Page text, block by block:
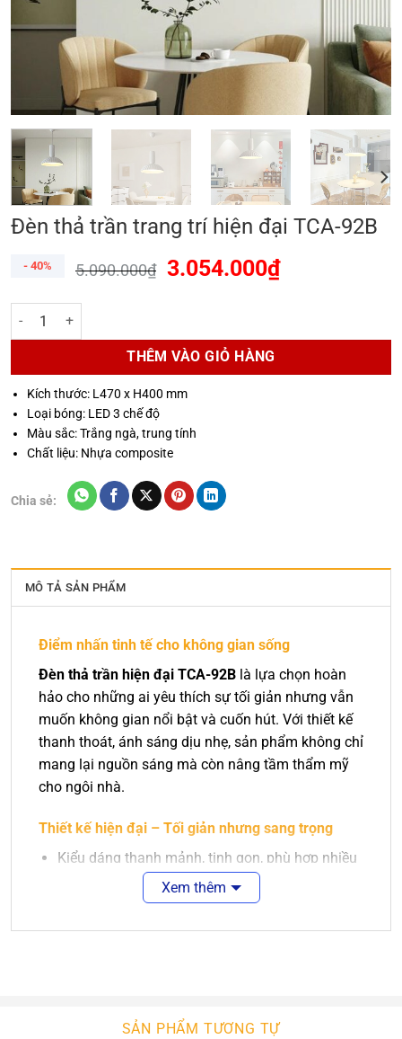
Đèn thả trần trang trí hiện đại TCA-92B
- 40% 5.090.000₫ 3.054.000₫
Đèn thả trần trang trí hiện đại TCA-92B số lượng
THÊM VÀO GIỎ HÀNG
Kích thước: L470 x H400 mm
Loại bóng: LED 3 chế độ
Màu sắc: Trắng ngà, trung tính
Chất liệu: Nhựa composite
Chia sẻ:
MÔ TẢ SẢN PHẨM
Điểm nhấn tinh tế cho không gian sống
Đèn thả trần hiện đại TCA-92B là lựa chọn hoàn
hảo cho những ai yêu thích sự tối giản nhưng vẫn
muốn không gian nổi bật và cuốn hút. Với thiết kế
thanh thoát, ánh sáng dịu nhẹ, sản phẩm không chỉ
mang lại nguồn sáng mà còn nâng tầm thẩm mỹ
cho ngôi nhà.
Thiết kế hiện đại – Tối giản nhưng sang trọng
Kiểu dáng thanh mảnh, tinh gọn, phù hợp nhiều
phong cách nội thất.Xem thêm
SẢN PHẨM TƯƠNG TỰ